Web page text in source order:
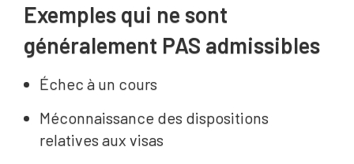
Exemples qui ne sont
généralement PAS admissibles
Échec à un cours
Méconnaissance des dispositions
relatives aux visas